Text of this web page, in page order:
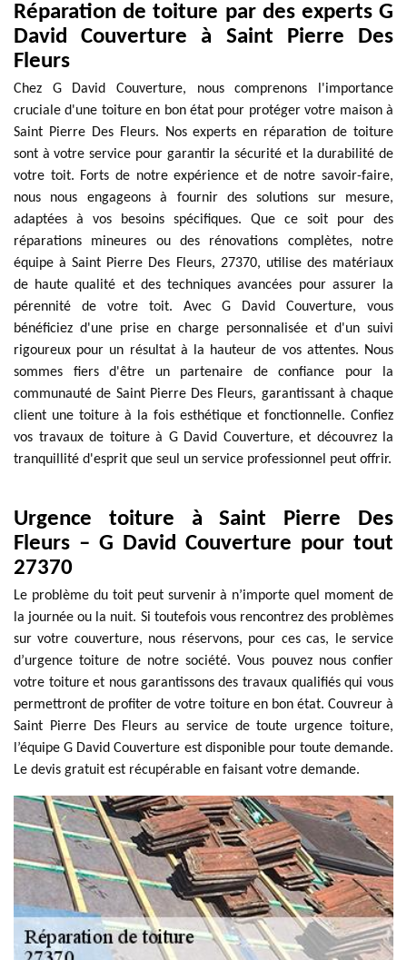
Réparation de toiture par des experts G
David Couverture à Saint Pierre Des
Fleurs
Chez G David Couverture, nous comprenons l'importance
cruciale d'une toiture en bon état pour protéger votre maison à
Saint Pierre Des Fleurs. Nos experts en réparation de toiture
sont à votre service pour garantir la sécurité et la durabilité de
votre toit. Forts de notre expérience et de notre savoir-faire,
nous nous engageons à fournir des solutions sur mesure,
adaptées à vos besoins spécifiques. Que ce soit pour des
réparations mineures ou des rénovations complètes, notre
équipe à Saint Pierre Des Fleurs, 27370, utilise des matériaux
de haute qualité et des techniques avancées pour assurer la
pérennité de votre toit. Avec G David Couverture, vous
bénéficiez d'une prise en charge personnalisée et d'un suivi
rigoureux pour un résultat à la hauteur de vos attentes. Nous
sommes fiers d'être un partenaire de confiance pour la
communauté de Saint Pierre Des Fleurs, garantissant à chaque
client une toiture à la fois esthétique et fonctionnelle. Confiez
vos travaux de toiture à G David Couverture, et découvrez la
tranquillité d'esprit que seul un service professionnel peut offrir.
Urgence toiture à Saint Pierre Des
Fleurs – G David Couverture pour tout
27370
Le problème du toit peut survenir à n’importe quel moment de
la journée ou la nuit. Si toutefois vous rencontrez des problèmes
sur votre couverture, nous réservons, pour ces cas, le service
d’urgence toiture de notre société. Vous pouvez nous confier
votre toiture et nous garantissons des travaux qualifiés qui vous
permettront de profiter de votre toiture en bon état. Couvreur à
Saint Pierre Des Fleurs au service de toute urgence toiture,
l’équipe G David Couverture est disponible pour toute demande.
Le devis gratuit est récupérable en faisant votre demande.